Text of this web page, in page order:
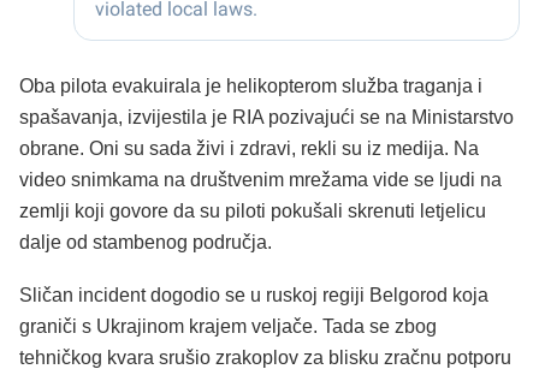
Oba pilota evakuirala je helikopterom služba traganja i
spašavanja, izvijestila je RIA pozivajući se na Ministarstvo
obrane. Oni su sada živi i zdravi, rekli su iz medija. Na
video snimkama na društvenim mrežama vide se ljudi na
zemlji koji govore da su piloti pokušali skrenuti letjelicu
dalje od stambenog područja.
Sličan incident dogodio se u ruskoj regiji Belgorod koja
graniči s Ukrajinom krajem veljače. Tada se zbog
tehničkog kvara srušio zrakoplov za blisku zračnu potporu